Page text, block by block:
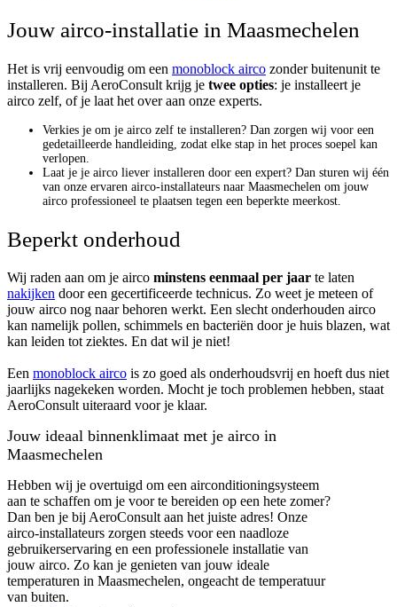
Jouw airco-installatie in Maasmechelen
Het is vrij eenvoudig om een monoblock airco zonder buitenunit te
installeren. Bij AeroConsult krijg je twee opties: je installeert je
airco zelf, of je laat het over aan onze experts.
Verkies je om je airco zelf te installeren? Dan zorgen wij voor een
gedetailleerde handleiding, zodat elke stap in het proces soepel kan
verlopen.
Laat je je airco liever installeren door een expert? Dan sturen wij één
van onze ervaren airco-installateurs naar Maasmechelen om jouw
airco professioneel te plaatsen tegen een beperkte meerkost.
Beperkt onderhoud
Wij raden aan om je airco minstens eenmaal per jaar te laten
nakijken door een gecertificeerde technicus. Zo weet je meteen of
jouw airco nog naar behoren werkt. Een slecht onderhouden airco
kan namelijk pollen, schimmels en bacteriën door je huis blazen, wat
kan leiden tot ziektes. En dat wil je niet!
Een monoblock airco is zo goed als onderhoudsvrij en hoeft dus niet
jaarlijks nagekeken worden. Mocht je toch problemen hebben, staat
AeroConsult uiteraard voor je klaar.
Jouw ideaal binnenklimaat met je airco in
Maasmechelen
Hebben wij je overtuigd om een airconditioningsysteem
aan te schaffen om je voor te bereiden op een hete zomer?
Dan ben je bij AeroConsult aan het juiste adres! Onze
airco-installateurs zorgen steeds voor een naadloze
gebruikerservaring en een professionele installatie van
jouw airco. Zo kan je genieten van jouw ideale
temperaturen in Maasmechelen, ongeacht de temperatuur
van buiten.